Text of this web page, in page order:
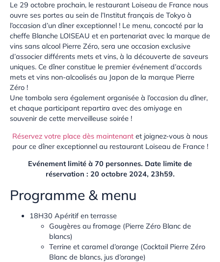
Le 29 octobre prochain, le restaurant Loiseau de France nous
ouvre ses portes au sein de l’Institut français de Tokyo à
l’occasion d’un dîner exceptionnel ! Le menu, concocté par la
cheffe Blanche LOISEAU et en partenariat avec la marque de
vins sans alcool Pierre Zéro, sera une occasion exclusive
d’associer différents mets et vins, à la découverte de saveurs
uniques. Ce dîner constitue le premier événement d’accords
mets et vins non-alcoolisés au Japon de la marque Pierre
Zéro !
Une tombola sera également organisée à l’occasion du dîner,
et chaque participant repartira avec des omiyage en
souvenir de cette merveilleuse soirée !
Réservez votre place dès maintenant et joignez-vous à nous
pour ce dîner exceptionnel au restaurant Loiseau de France !
Evénement limité à 70 personnes. Date limite de
réservation : 20 octobre 2024, 23h59.
Programme & menu
18H30 Apéritif en terrasse
Gougères au fromage (Pierre Zéro Blanc de
blancs)
Terrine et caramel d’orange (Cocktail Pierre Zéro
Blanc de blancs, jus d’orange)